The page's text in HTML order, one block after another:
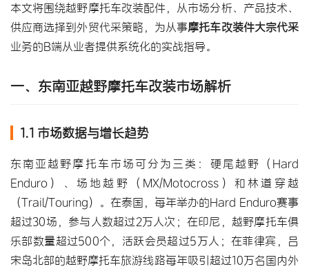
本文将围绕越野摩托车改装配件，从市场分析、产品技术、
供应商选择到外贸代采策略，为从事摩托车改装件大宗代采
业务的B端从业者提供系统化的实战指导。
一、东南亚越野摩托车改装市场解析
1.1 市场数据与增长趋势
东南亚越野摩托车市场可分为三类：硬尾越野（Hard
Enduro）、场地越野（MX/Motocross）和林道穿越
（Trail/Touring）。在泰国，每年举办的Hard Enduro赛事
超过30场，参与人数超过2万人次；在印尼，越野摩托车俱
乐部数量超过500个，活跃会员超过5万人；在菲律宾，吕
宋岛北部的越野摩托车旅游线路每年吸引超过10万名国内外